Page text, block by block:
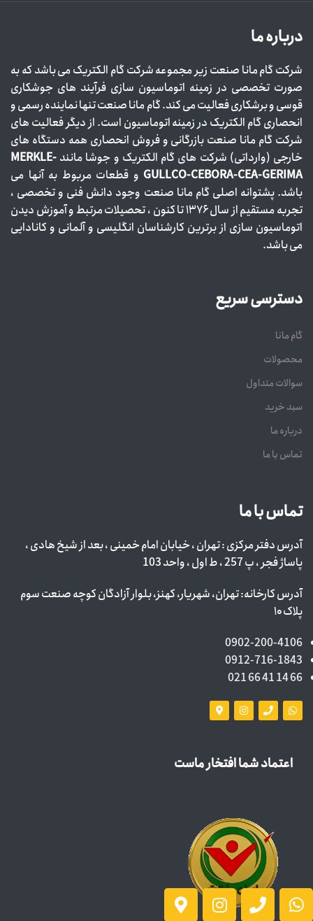
درباره ما
شرکت گام مانا صنعت زیر مجموعه شرکت گام الکتریک می باشد که به
صورت تخصصی در زمینه اتوماسیون سازی فرآیند های جوشکاری
قوسی و برشکاری فعالیت می کند. گام مانا صنعت تنها نماینده رسمی و
انحصاری گام الکتریک در زمینه اتوماسیون است. از دیگر فعالیت های
شرکت گام مانا صنعت بازرگانی و فروش انحصاری همه دستگاه های
خارجی (وارداتی) شرکت های گام الکتریک و جوشا مانند MERKLE-
GULLCO-CEBORA-CEA-GERIMA و قطعات مربوط به آنها می
باشد. پشتوانه اصلی گام مانا صنعت وجود دانش فنی و تخصصی ،
تجربه مستقیم از سال ۱۳۷۶ تا کنون ، تحصیلات مرتبط و آموزش دیدن
اتوماسیون سازی از برترین کارشناسان انگلیسی و آلمانی و کانادایی
می باشد.
دسترسی سریع
گام مانا
محصولات
سوالات متداول
سبد خرید
درباره ما
تماس با ما
تماس با ما
آدرس دفتر مرکزی : تهران ، خیابان امام خمینی ، بعد از شیخ هادی ،
پاساژ فجر ، پ 257 ، ط اول ، واحد 103
آدرس کارخانه: تهران، شهریار، کهنز، بلوار آزادگان کوچه صنعت سوم
پلاک ۱۰
0902-200-4106
0912-716-1843
66 14 41 66 021
اعتماد شما افتخار ماست